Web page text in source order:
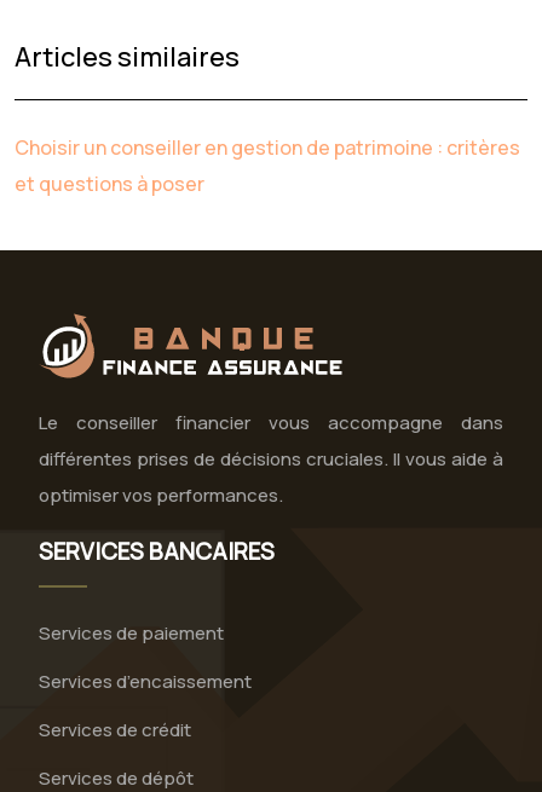
Articles similaires
Choisir un conseiller en gestion de patrimoine : critères
et questions à poser
Le conseiller financier vous accompagne dans
différentes prises de décisions cruciales. Il vous aide à
optimiser vos performances.
SERVICES BANCAIRES
Services de paiement
Services d’encaissement
Services de crédit
Services de dépôt